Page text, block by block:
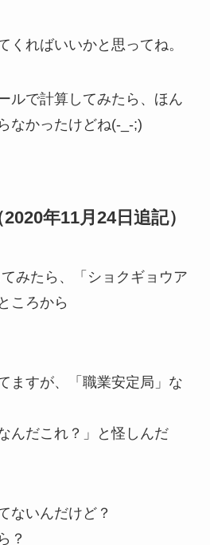
くればいいかと思ってね。
ルで計算してみたら、ほん
なかったけどね(-_-;)
年11月24日追記）
みたら、「ショクギョウア
ころから
ますが、「職業安定局」な
んだこれ？」と怪しんだ
ないんだけど？
？